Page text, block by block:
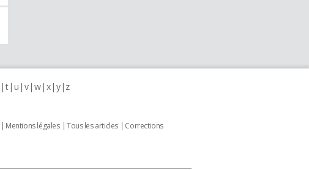
t u v w x y z
Mentions légales Tous les articles
Corrections